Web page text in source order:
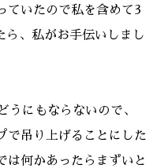
ていたので私を含めて3
、私がお手伝いしまし
うにもならないので、
で吊り上げることにした
は何かあったらまずいと